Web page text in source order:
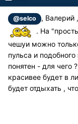
@selco
, Валерий
. На
чешуи можно
пульса и
понятен - для чего
красивее будет в
будет отдыхать ,